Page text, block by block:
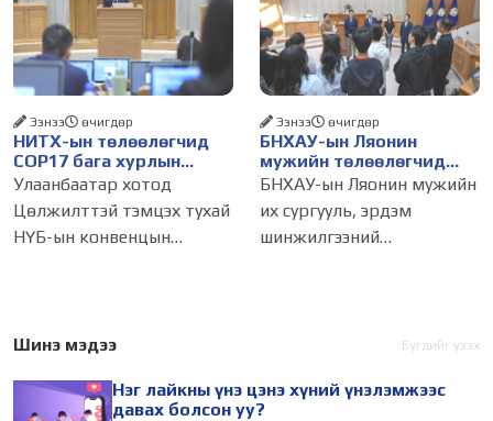
дагагчийн тоогоор
хэмжих хандлага газар
авч
зөвшөөрлийн шинжтэй
103 бүртгэлээс нийслэлийн
бизнес эрхлэгчдийг
НИТХ-ын төлөөлөгчид
COP17 бага хурлын
бэлтгэл ажлын талаар
мэдээлэл сонслоо
Ээнээ өчигдѳр
Улаанбаатар хотод
Цөлжилттэй тэмцэх тухай
НҮБ-ын конвенцын
өдөр зохион
холбогдуулан Нийслэлийн
БНХАУ-ын Ляонин
мужийн төлөөлөгчид
НИТХ-ын үйл
танилцлаа
Ээнээ өчигдѳр
БНХАУ-ын Ляонин мужийн
их сургууль, эрдэм
шинжилгээний
төлөөлөгчид Монгол
айлчлалынхаа хүрээнд
Шинэ мэдээ Бүгдийг үзэх
Нэг лайкны үнэ цэнэ хүний үнэлэмжээс
давах болсон уу?